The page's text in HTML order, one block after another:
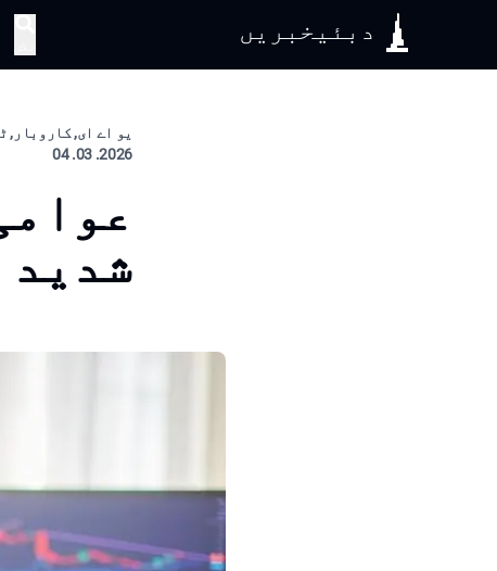
دبئیخبریں
یو اے ای, کاروبار,
2026. 03. 04
شدید